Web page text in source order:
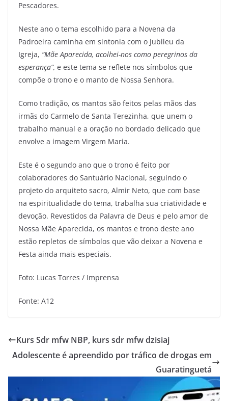
Pescadores.
Neste ano o tema escolhido para a Novena da
Padroeira caminha em sintonia com o Jubileu da
Igreja, “Mãe Aparecida, acolhei-nos como peregrinos da
esperança”, e este tema se reflete nos símbolos que
compõe o trono e o manto de Nossa Senhora.
Como tradição, os mantos são feitos pelas mãos das
irmãs do Carmelo de Santa Terezinha, que unem o
trabalho manual e a oração no bordado delicado que
envolve a imagem Virgem Maria.
Este é o segundo ano que o trono é feito por
colaboradores do Santuário Nacional, seguindo o
projeto do arquiteto sacro, Almir Neto, que com base
na espiritualidade do tema, trabalha sua criatividade e
devoção. Revestidos da Palavra de Deus e pelo amor de
Nossa Mãe Aparecida, os mantos e trono deste ano
estão repletos de símbolos que vão deixar a Novena e
Festa ainda mais especiais.
Foto: Lucas Torres / Imprensa
Fonte: A12
Kurs Sdr mfw NBP, kurs sdr mfw dzisiaj
Adolescente é apreendido por tráfico de drogas em
Guaratinguetá